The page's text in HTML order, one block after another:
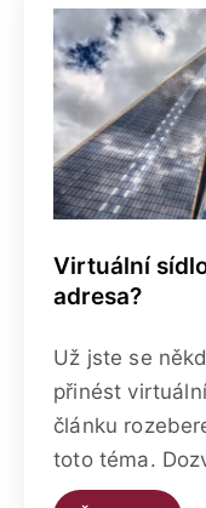
Virtuální
adresa?
Už jste se
přinést
článku
toto téma.